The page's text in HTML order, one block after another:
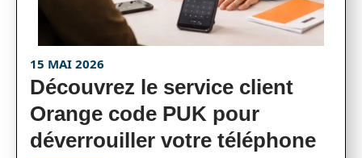
15 MAI 2026
Découvrez le service client
Orange code PUK pour
déverrouiller votre téléphone